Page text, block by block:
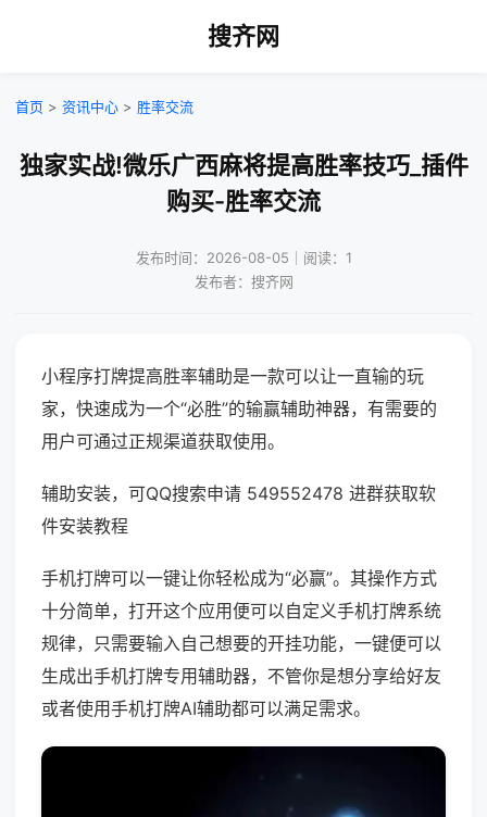
搜齐网
首页 > 资讯中心 > 胜率交流
独家实战!微乐广西麻将提高胜率技巧_插件
购买-胜率交流
发布时间：2026-08-05｜阅读：1
发布者：搜齐网
小程序打牌提高胜率辅助是一款可以让一直输的玩
家，快速成为一个“必胜”的输赢辅助神器，有需要的
用户可通过正规渠道获取使用。
辅助安装，可QQ搜索申请 549552478 进群获取软
件安装教程
手机打牌可以一键让你轻松成为“必赢”。其操作方式
十分简单，打开这个应用便可以自定义手机打牌系统
规律，只需要输入自己想要的开挂功能，一键便可以
生成出手机打牌专用辅助器，不管你是想分享给好友
或者使用手机打牌AI辅助都可以满足需求。